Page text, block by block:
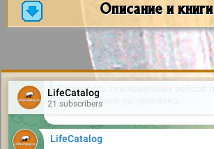
Описание и книги